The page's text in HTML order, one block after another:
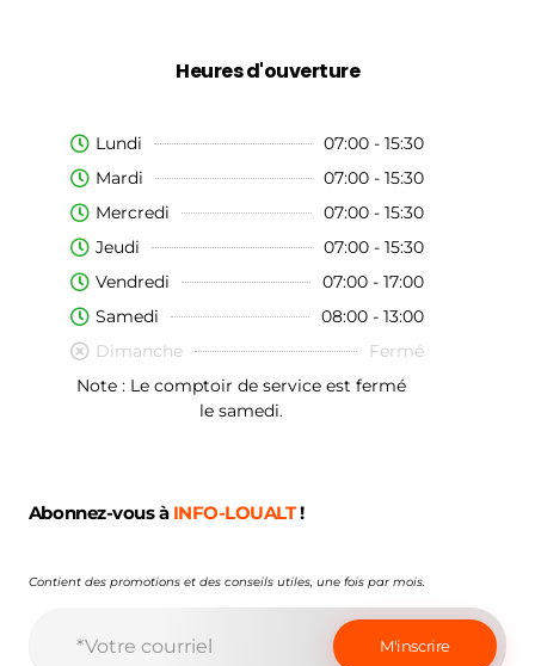
Heures d'ouverture
Lundi
07:00 - 15:30
Mardi
07:00 - 15:30
Mercredi
07:00 - 15:30
Jeudi
07:00 - 15:30
Vendredi
07:00 - 17:00
Samedi
08:00 - 13:00
Dimanche
Fermé
Note : Le comptoir de service est fermé
le samedi.
Abonnez-vous à INFO-LOUALT!
Contient des promotions et des conseils utiles, une fois par mois.